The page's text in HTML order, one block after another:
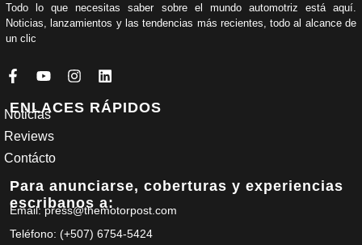
Todo lo que necesitas saber sobre el mundo automotriz está aquí.
Noticias, lanzamientos y las tendencias más recientes, todo al alcance de
un clic
ENLACES RÁPIDOS
Noticias
Reviews
Contácto
Para anunciarse, coberturas y experiencias
escribanos a:
Email: press@themotorpost.com
Teléfono: (+507) 6754-5424